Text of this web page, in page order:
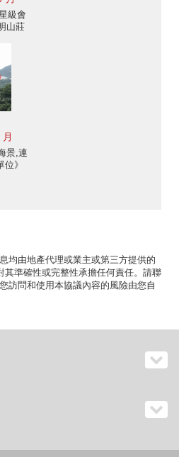
級會
山莊
景,連
》
均由地產代理或業主或第三方提供的
其準確性或完整性承擔任何責任。請聯
訪問和使用本協議內容的風險由您自